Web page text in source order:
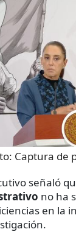
Captura de
señaló
no ha
en la